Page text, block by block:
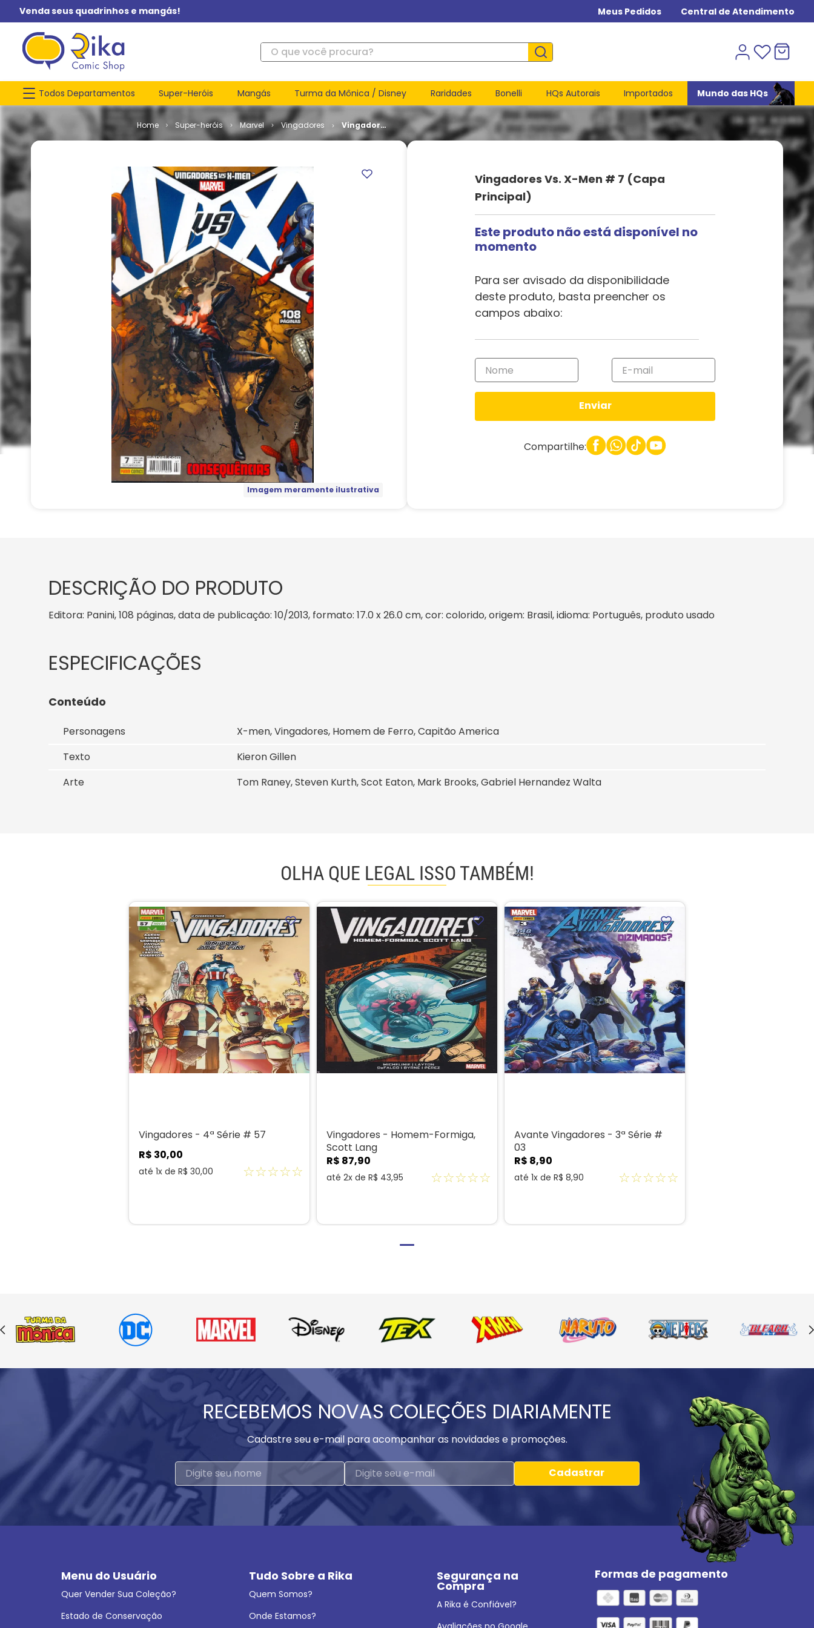
Venda seus quadrinhos e mangás! Meus Pedidos Central de Atendimento
O que você procura?
Todos Departamentos Super-Heróis Mangás Turma da Mônica / Disney Raridades Bonelli HQs Autorais Importados Mundo das HQs
Super-heróis Marvel Vingadores
Vingadores
Vs. X-Men
Imagem meramente ilustrativa
Vingadores Vs. X-Men # 7 (Capa
Principal)
Este produto não está disponível no
momento
Para ser avisado da disponibilidade
deste produto, basta preencher os
campos abaixo:
Enviar
Compartilhe:
DESCRIÇÃO DO PRODUTO
Editora: Panini, 108 páginas, data de publicação: 10/2013, formato: 17.0 x 26.0 cm, cor: colorido, origem: Brasil, idioma: Português, produto usado
Conteúdo
Personagens
X-men, Vingadores, Homem de Ferro, Capitão America
Texto
Kieron Gillen
Arte
Tom Raney, Steven Kurth, Scot Eaton, Mark Brooks, Gabriel Hernandez Walta
OLHA QUE LEGAL ISSO TAMBÉM!
Vingadores - 4ª Série # 57
R$ 30,00
até 1x de R$ 30,00 ☆☆☆☆☆
Vingadores - Homem-Formiga,
Scott Lang
R$ 87,90
até 2x de R$ 43,95 ☆☆☆☆☆
Avante Vingadores - 3ª Série #
03
R$ 8,90
até 1x de R$ 8,90 ☆☆☆☆☆
RECEBEMOS NOVAS COLEÇÕES DIARIAMENTE
Cadastre seu e-mail para acompanhar as novidades e promoções.
Cadastrar
Menu do Usuário
Quer Vender Sua Coleção?
Estado de Conservação
Tudo Sobre a Rika
Quem Somos?
Onde Estamos?
Segurança na
Compra
A Rika é Confiável?
Formas de pagamento